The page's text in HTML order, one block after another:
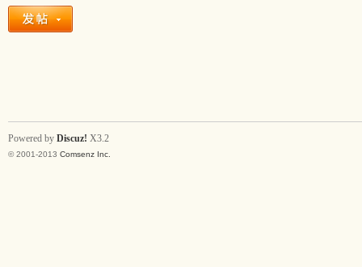
Powered by Discuz! X3.2
© 2001-2013 Comsenz Inc.